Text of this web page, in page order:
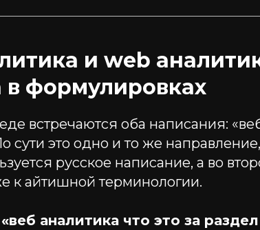
и web
в формулировках
встречаются оба написания:
сути это одно и то же
русское написание, а во
к айтишной терминологии.
«веб аналитика что это за